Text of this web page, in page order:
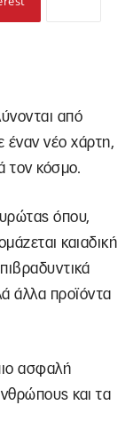
από
έναν νέο χάρτη,
τον κόσμο.
όπου,
καιαδική
άλλα προϊόντα
ασφαλή
και τα